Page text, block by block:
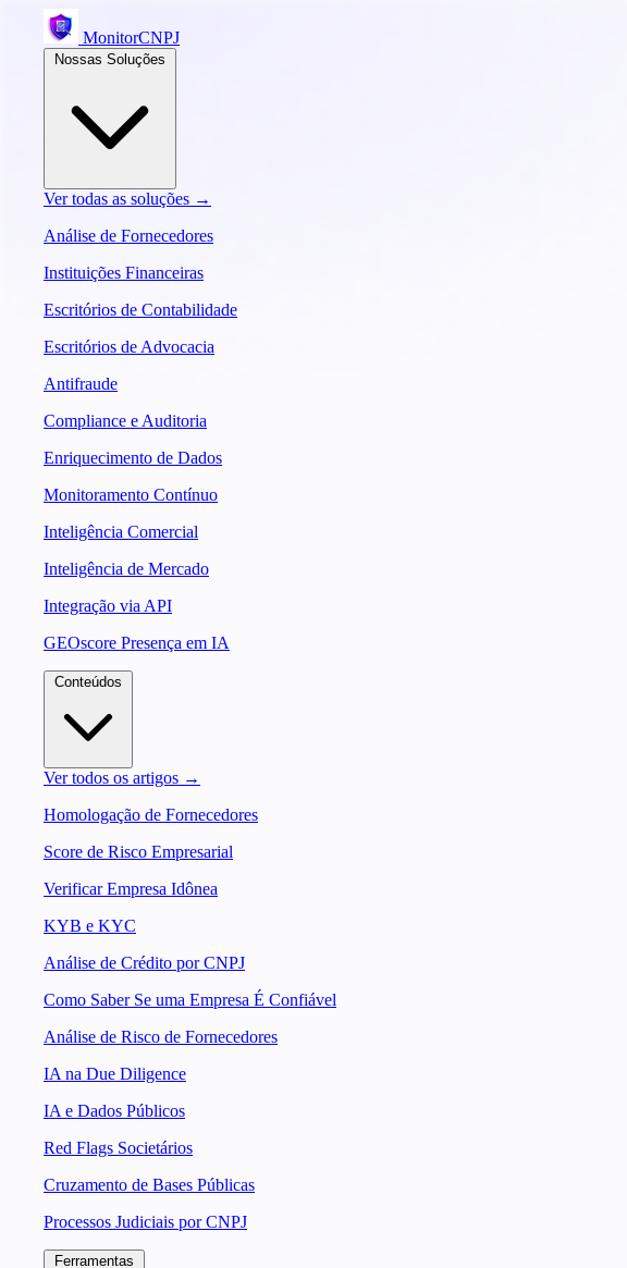
MonitorCNPJ
Ver todas as soluções →
Análise de Fornecedores
Instituições Financeiras
Escritórios de Contabilidade
Escritórios de Advocacia
Antifraude
Compliance e Auditoria
Enriquecimento de Dados
Monitoramento Contínuo
Inteligência Comercial
Inteligência de Mercado
Integração via API
GEOscore Presença em IA
Ver todos os artigos →
Homologação de Fornecedores
Score de Risco Empresarial
Verificar Empresa Idônea
KYB e KYC
Análise de Crédito por CNPJ
Como Saber Se uma Empresa É Confiável
Análise de Risco de Fornecedores
IA na Due Diligence
IA e Dados Públicos
Red Flags Societários
Cruzamento de Bases Públicas
Processos Judiciais por CNPJ